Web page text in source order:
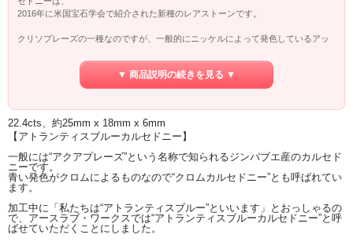
2016年に米国宝石学会で紹介された新種のレアストーンです。
クリソプレーズの一種なのですが、一般的にニッケルによって発色しているアッ
エメラルドと同じくクロムによってブルーグリーンに発色したものがアトランテ
ィス・ブルー・カルセドニーです。
あるがままを自分自身に許可できるような。。。
とても心を落ち着かせてくれるます。
チャクラのストレスを解放するのにも使えるでしょう。
◎磨き職人塩原さんの紹介記事は
※ページ下部にも塩原氏がアトランティスブルーカルセドニーを磨いた時に受け
▼ 商品説明の続きを見る ▼
22.4cts、約25mm x 18mm x 6mm
【アトランティスブルーカルセドニー】
一般には“アクアプレーズ”という名称で知られるジンバブエ産のカルセド
ニーです。
青い発色がクロムによるものなので“クロムカルセドニー”とも呼ばれてい
ます。
加工中に「私たちは“アトランティスブルー”といいます」とおっしゃるの
で、アースラブ・ワークスでは“アトランティスブルーカルセドニー”と呼
ばせていただくことにしました。